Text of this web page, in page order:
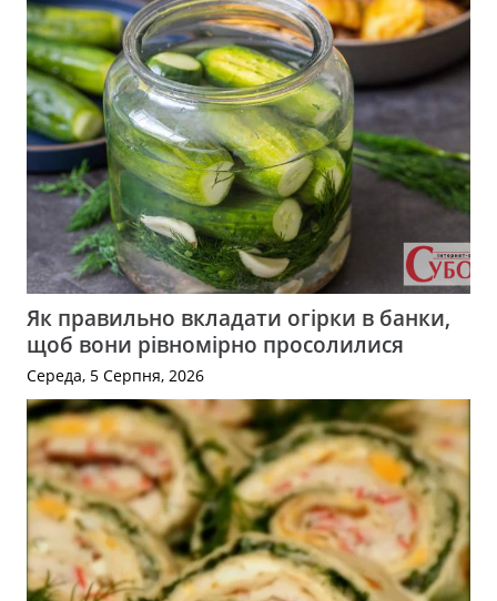
Як правильно вкладати огірки в банки,
щоб вони рівномірно просолилися
Середа, 5 Серпня, 2026